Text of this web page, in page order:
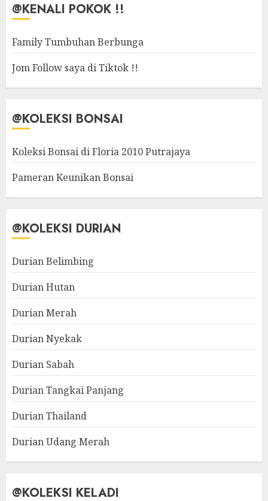
@KENALI POKOK !!
Family Tumbuhan Berbunga
Jom Follow saya di Tiktok !!
@KOLEKSI BONSAI
Koleksi Bonsai di Floria 2010 Putrajaya
Pameran Keunikan Bonsai
@KOLEKSI DURIAN
Durian Belimbing
Durian Hutan
Durian Merah
Durian Nyekak
Durian Sabah
Durian Tangkai Panjang
Durian Thailand
Durian Udang Merah
@KOLEKSI KELADI